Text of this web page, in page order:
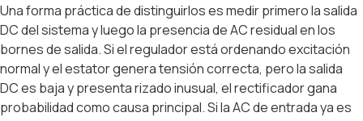
Una forma práctica de distinguirlos es medir primero la salida
DC del sistema y luego la presencia de AC residual en los
bornes de salida. Si el regulador está ordenando excitación
normal y el estator genera tensión correcta, pero la salida
DC es baja y presenta rizado inusual, el rectificador gana
probabilidad como causa principal. Si la AC de entrada ya es